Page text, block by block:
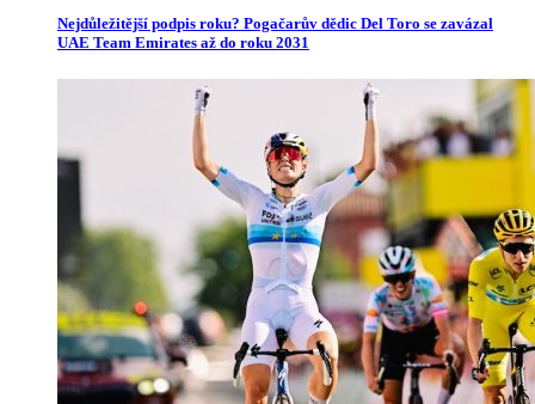
Nejdůležitější podpis roku? Pogačarův dědic Del Toro se zavázal
UAE Team Emirates až do roku 2031